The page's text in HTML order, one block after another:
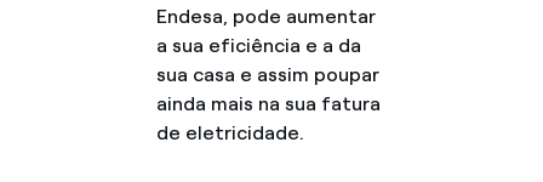
Endesa, pode aumentar
a sua eficiência e a da
sua casa e assim poupar
ainda mais na sua fatura
de eletricidade.